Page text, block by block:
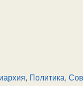
, Политика,